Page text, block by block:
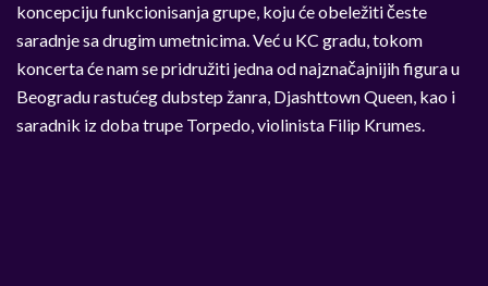
koncepciju funkcionisanja grupe, koju će obeležiti česte
saradnje sa drugim umetnicima. Već u KC gradu, tokom
koncerta će nam se pridružiti jedna od najznačajnijih figura u
Beogradu rastućeg dubstep žanra, Djashttown Queen, kao i
saradnik iz doba trupe Torpedo, violinista Filip Krumes.